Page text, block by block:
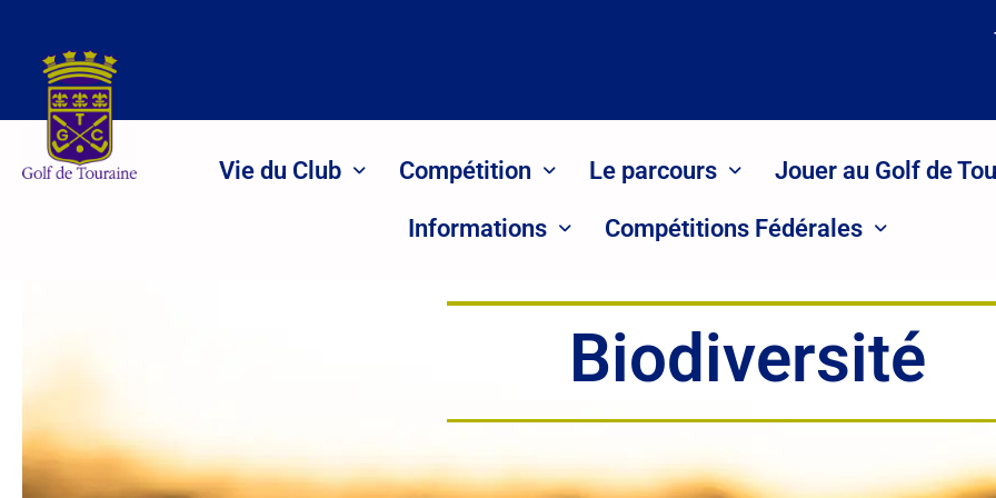
contenu
Vie du Club Compétition Le parcours Jouer au Golf de
Informations Compétitions Fédérales
Biodiversité